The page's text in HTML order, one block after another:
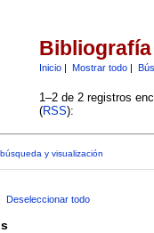
Inicio| Mostrar todo|
1–2 de 2 registros
(RSS):
y visualización
Deseleccionar todo